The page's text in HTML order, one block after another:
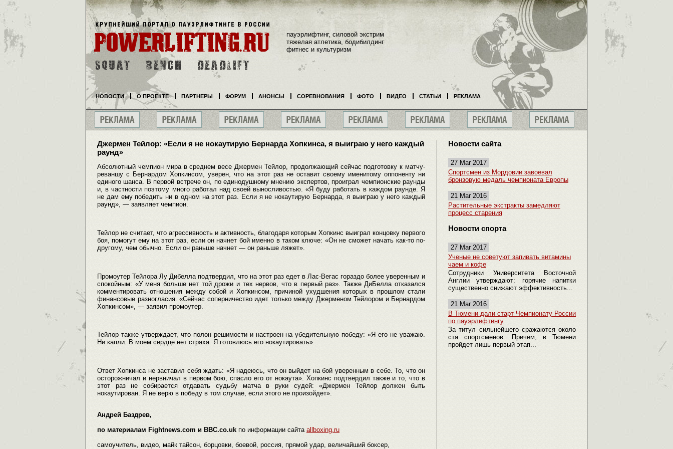
Джермен Тейлор: «Если я не нокаутирую Бернарда Хопкинса, я выиграю у него каждый
раунд»
Абсолютный чемпион мира в среднем весе Джермен Тейлор, продолжающий сейчас подготовку к матчу-
реваншу с Бернардом Хопкинсом, уверен, что на этот раз не оставит своему именитому оппоненту ни
единого шанса. В первой встрече он, по единодушному мнению экспертов, проиграл чемпионские раунды
и, в частности поэтому много работал над своей выносливостью. «Я буду работать в каждом раунде. Я
не дам ему победить ни в одном на этот раз. Если я не нокаутирую Бернарда, я выиграю у него каждый
раунд», — заявляет чемпион.
Тейлор не считает, что агрессивность и активность, благодаря которым Хопкинс выиграл концовку первого
боя, помогут ему на этот раз, если он начнет бой именно в таком ключе: «Он не сможет начать как-то по-
другому, чем обычно. Если он раньше начнет — он раньше ляжет».
Промоутер Тейлора Лу Дибелла подтвердил, что на этот раз едет в Лас-Вегас гораздо более уверенным и
спокойным: «У меня больше нет той дрожи и тех нервов, что в первый раз». Также ДиБелла отказался
комментировать отношения между собой и Хопкинсом, причиной ухудшения которых в прошлом стали
финансовые разногласия. «Сейчас соперничество идет только между Джерменом Тейлором и Бернардом
Хопкинсом», — заявил промоутер.
Тейлор также утверждает, что полон решимости и настроен на убедительную победу: «Я его не уважаю.
Ни капли. В моем сердце нет страха. Я готовлюсь его нокаутировать».
Ответ Хопкинса не заставил себя ждать: «Я надеюсь, что он выйдет на бой уверенным в себе. То, что он
осторожничал и нервничал в первом бою, спасло его от нокаута». Хопкинс подтвердил также и то, что в
этот раз не собирается отдавать судьбу матча в руки судей: «Джермен Тейлор должен быть
нокаутирован. Я не верю в победу в том случае, если этого не произойдет».
Андрей Баздрев,
по материалам Fightnews.com и BBC.co.uk по информации сайта allboxing.ru
самоучитель, видео, майк тайсон, борцовки, боевой, россия, прямой удар, величайший боксер,
Новости сайта
27 Mar 2017
Спортсмен из Мордовии завоевал
бронзовую медаль чемпионата Европы
21 Mar 2016
Растительные экстракты замедляют
процесс старения
Новости спорта
27 Mar 2017
Ученые не советуют запивать витамины
чаем и кофе
Сотрудники Университета Восточной
Англии утверждают: горячие напитки
существенно снижают эффективность...
21 Mar 2016
В Тюмени дали старт Чемпионату России
по пауэрлифтингу
За титул сильнейшего сражаются около
ста спортсменов. Причем, в Тюмени
пройдет лишь первый этап...
пауэрлифтинг, силовой экстрим
тяжелая атлетика, бодибилдинг
фитнес и культуризм
НОВОСТИ О ПРОЕКТЕ ПАРТНЕРЫ ФОРУМ АНОНСЫ СОРЕВНОВАНИЯ ФОТО ВИДЕО СТАТЬИ РЕКЛАМА